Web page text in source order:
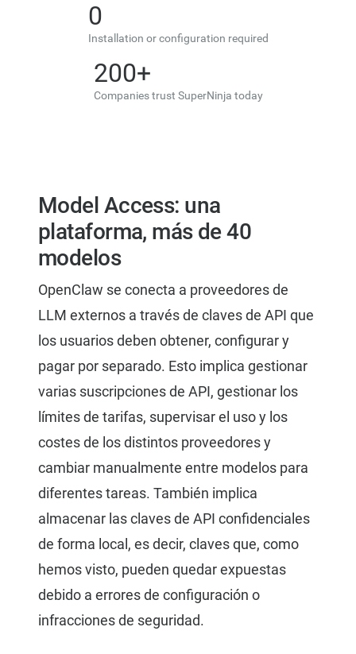
0
Installation or configuration required
200+
Companies trust SuperNinja today
Model Access: una
plataforma, más de 40
modelos
OpenClaw se conecta a proveedores de
LLM externos a través de claves de API que
los usuarios deben obtener, configurar y
pagar por separado. Esto implica gestionar
varias suscripciones de API, gestionar los
límites de tarifas, supervisar el uso y los
costes de los distintos proveedores y
cambiar manualmente entre modelos para
diferentes tareas. También implica
almacenar las claves de API confidenciales
de forma local, es decir, claves que, como
hemos visto, pueden quedar expuestas
debido a errores de configuración o
infracciones de seguridad.